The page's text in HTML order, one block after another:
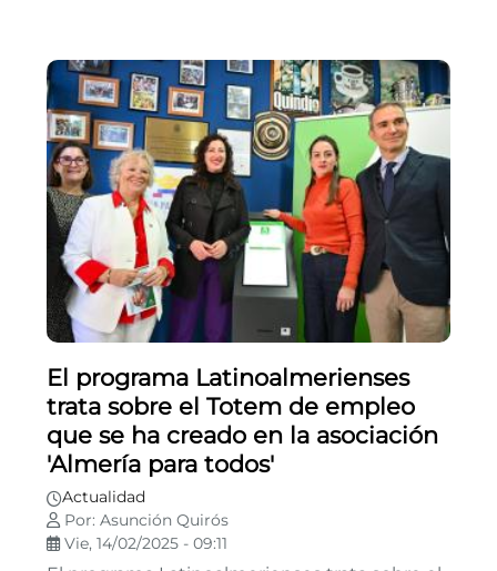
El programa Latinoalmerienses
trata sobre el Totem de empleo
que se ha creado en la asociación
'Almería para todos'
Actualidad
Por: Asunción Quirós
Vie, 14/02/2025 - 09:11